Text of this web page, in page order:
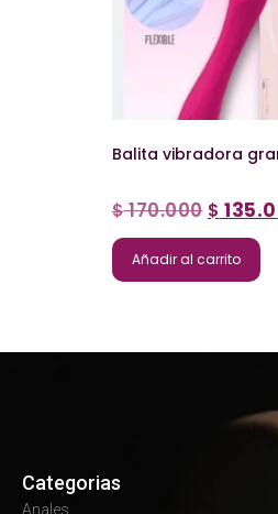
Balita vibradora
$170.000 $
Añadir al carrito
Categorias
Anales